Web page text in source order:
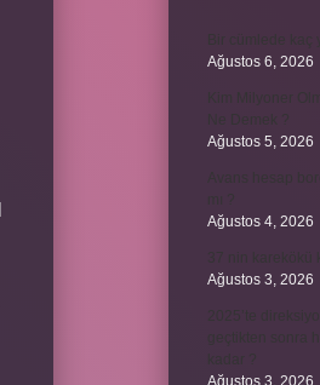
Ağustos 6, 2026
Ağustos 5, 2026
Ağustos 4, 2026
Ağustos 3, 2026
Ağustos 3, 2026